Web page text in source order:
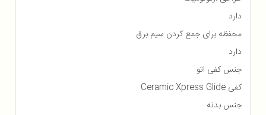
دارد
محفظه برای جمع كردن سیم برق
دارد
جنس کفی اتو
کفی Ceramic Xpress Glide
جنس بدنه